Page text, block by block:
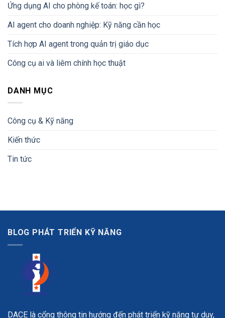
Ứng dụng AI cho phòng kế toán: học gì?
AI agent cho doanh nghiệp: Kỹ năng cần học
Tích hợp AI agent trong quản trị giáo dục
Công cụ ai và liêm chính học thuật
DANH MỤC
Công cụ & Kỹ năng
Kiến thức
Tin tức
BLOG PHÁT TRIỂN KỸ NĂNG
DACE là cổng thông tin hướng đến phát triển kỹ năng tư duy,